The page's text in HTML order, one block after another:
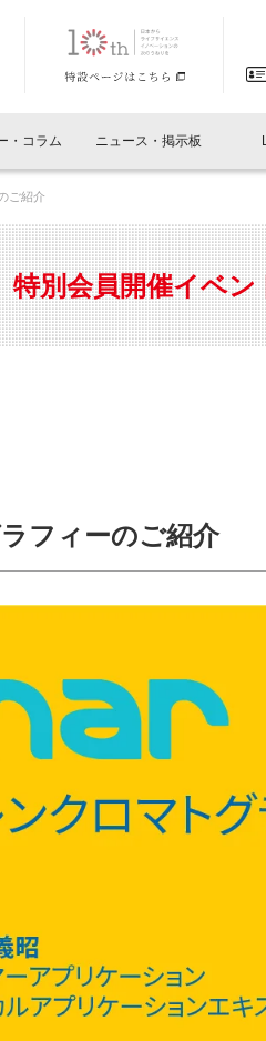
閉じる
イベントレポー
LINK-J主催・共
LINK-J協賛・協
"UNIKORN"？
・コラム
チャーインタビュー
ーターコラム
ニュース・掲示板
人と情報の交流
会員プレスリリ
募集
in Nihonbashi
ーター紹介
フレット
会員について
ィス・ラボ
ご紹介
特別会員開催イベン
フィーのご紹介